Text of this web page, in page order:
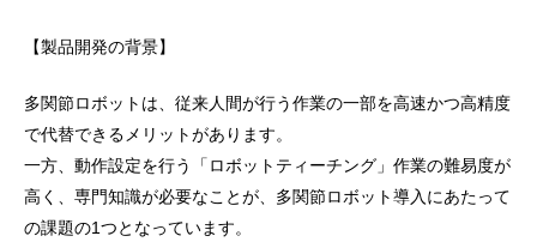
【製品開発の背景】
多関節ロボットは、従来人間が行う作業の一部を高速かつ高精度
で代替できるメリットがあります。
一方、動作設定を行う「ロボットティーチング」作業の難易度が
高く、専門知識が必要なことが、多関節ロボット導入にあたって
の課題の1つとなっています。